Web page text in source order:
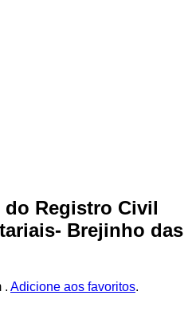
do Registro Civil
Brejinho das
. Adicione aos favoritos.